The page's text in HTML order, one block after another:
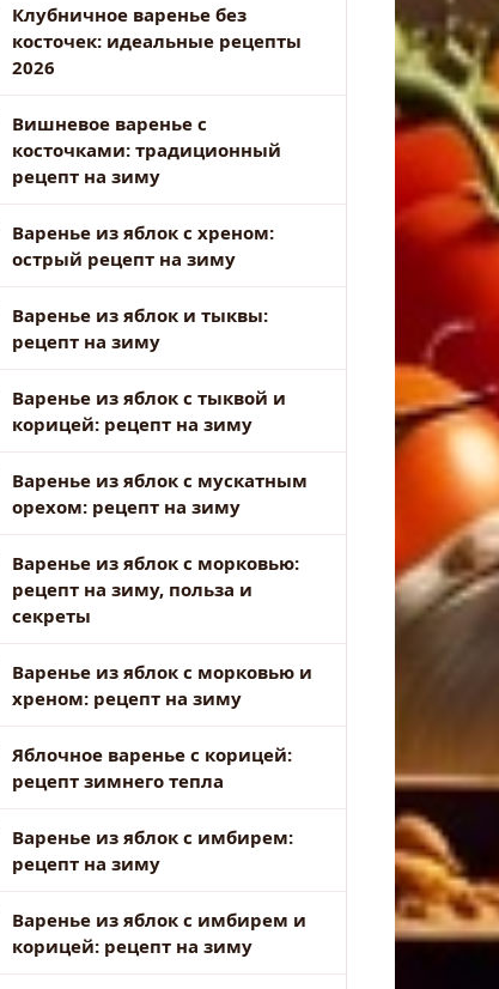
Клубничное варенье без
косточек: идеальные рецепты
2026
Вишневое варенье с
косточками: традиционный
рецепт на зиму
Варенье из яблок с хреном:
острый рецепт на зиму
Варенье из яблок и тыквы:
рецепт на зиму
Варенье из яблок с тыквой и
корицей: рецепт на зиму
Варенье из яблок с мускатным
орехом: рецепт на зиму
Варенье из яблок с морковью:
рецепт на зиму, польза и
секреты
Варенье из яблок с морковью и
хреном: рецепт на зиму
Яблочное варенье с корицей:
рецепт зимнего тепла
Варенье из яблок с имбирем:
рецепт на зиму
Варенье из яблок с имбирем и
корицей: рецепт на зиму